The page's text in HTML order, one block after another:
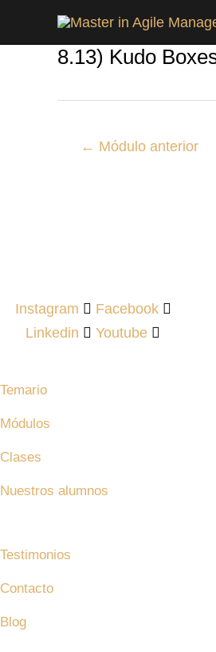
contenido8.13) Kudo
Post
← Módulo anterior
Instagram
Facebook
Linkedin
Youtube
Temario
Módulos
Clases
Nuestros alumnos
Testimonios
Contacto
Blog